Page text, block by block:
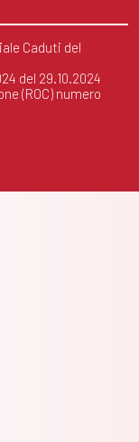
Caduti del
del 29.10.2024
(ROC) numero